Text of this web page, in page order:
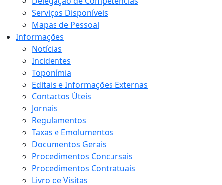
Serviços Disponíveis
Mapas de Pessoal
Informações
Notícias
Incidentes
Toponímia
Editais e Informações Externas
Contactos Úteis
Jornais
Regulamentos
Taxas e Emolumentos
Documentos Gerais
Procedimentos Concursais
Procedimentos Contratuais
Livro de Visitas